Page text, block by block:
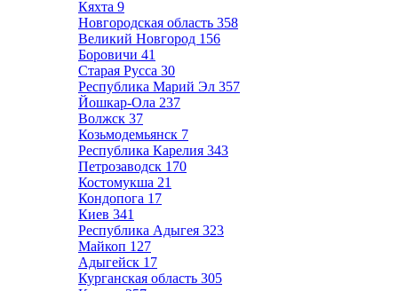
Кяхта 9
Новгородская область 358
Великий Новгород 156
Боровичи 41
Старая Русса 30
Республика Марий Эл 357
Йошкар-Ола 237
Волжск 37
Козьмодемьянск 7
Республика Карелия 343
Петрозаводск 170
Костомукша 21
Кондопога 17
Киев 341
Республика Адыгея 323
Майкоп 127
Адыгейск 17
Курганская область 305